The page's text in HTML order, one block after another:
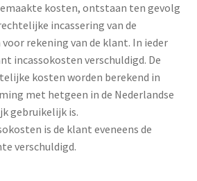
kosten, ontstaan ten gevolg
incassering van de
rekening van de klant. In ieder
incassokosten verschuldigd. De
kosten worden berekend in
met hetgeen in de Nederlandse
gebruikelijk is.
is de klant eveneens de
verschuldigd.